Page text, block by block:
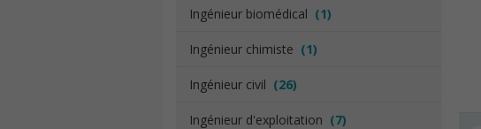
Ingénieur biomédical (1)
Ingénieur chimiste (1)
Ingénieur civil (26)
Ingénieur d'exploitation (7)